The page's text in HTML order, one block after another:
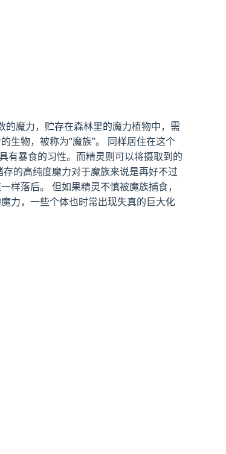
的魔力，贮存在森林里的魔力植物中，需
生物，被称为“魔族”。 同样居住在这个
有暴食的习性。而精灵则可以将摄取到的
的高纯度魔力对于魔族来说是再好不过
样落后。 但如果精灵不慎被魔族捕食，
力，一些个体也时常出现失真的巨大化